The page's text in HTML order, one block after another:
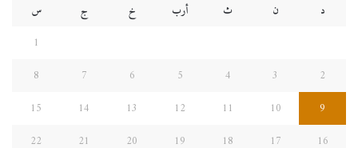
د
ن ث أرب خ ج
س
1
2
3
4
5
6
7
8
9
10
11
12
13
14
15
16
17
18
19
20
21
22